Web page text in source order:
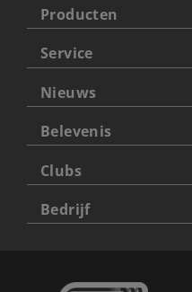
Producten
Service
Nieuws
Belevenis
Clubs
Bedrijf